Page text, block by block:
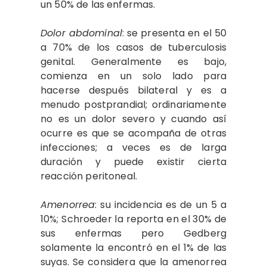
un 50% de las enfermas.
Dolor abdominal: se presenta en el 50
a 70% de los casos de tuberculosis
genital. Generalmente es bajo,
comienza en un solo lado para
hacerse después bilateral y es a
menudo postprandial; ordinariamente
no es un dolor severo y cuando así
ocurre es que se acompaña de otras
infecciones; a veces es de larga
duración y puede existir cierta
reacción peritoneal.
Amenorrea: su incidencia es de un 5 a
10%; Schroeder la reporta en el 30% de
sus enfermas pero Gedberg
solamente la encontró en el 1% de las
suyas. Se considera que la amenorrea